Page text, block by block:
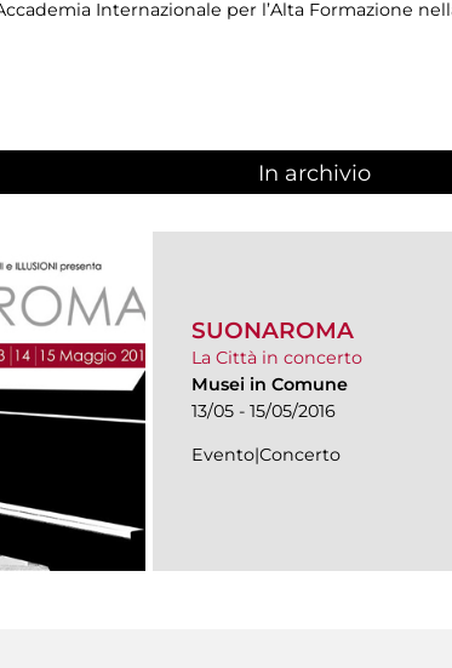
Internazionale per l’Alta Formazione
In archivio
SUONAROMA
La Città in concerto
Musei in Comune
13/05 - 15/05/2016
Evento|Concerto